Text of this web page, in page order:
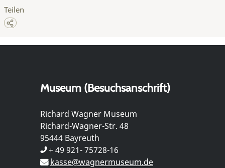
Teilen
Museum (Besuchsanschrift)
Richard Wagner Museum
Richard-Wagner-Str. 48
95444 Bayreuth
+ 49 921- 75728-16
kasse@wagnermuseum.de